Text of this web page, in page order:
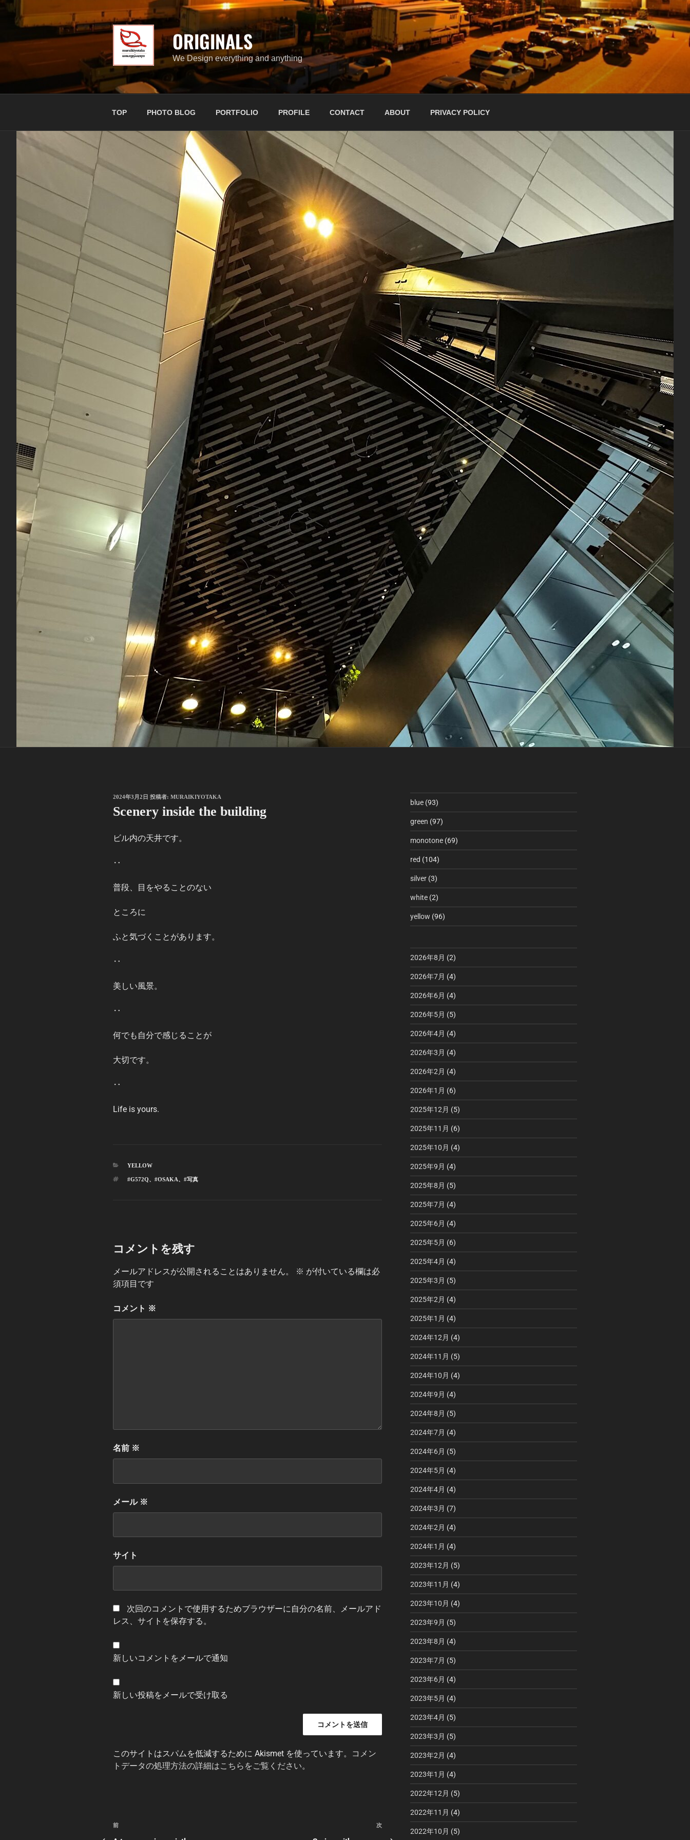
ン
キ
ORIGINALS
We Design everything and anything
TOP PHOTO BLOG PORTFOLIO PROFILE CONTACT ABOUT PRIVACY POLICY
投
日:
2024年3月2日 投稿者: MURAIKIYOTAKA
Scenery inside the building
ビル内の天井です。
‥
普段、目をやることのない
ところに
ふと気づくことがあります。
‥
美しい風景。
‥
何でも自分で感じることが
大切です。
‥
Life is yours.
カ
ゴ
YELLOW
タ
#G572Q、 #OSAKA、 #写真
コメントを残す
メールアドレスが公開されることはありません。 ※ が付いている欄は必
須項目です
コメント ※
名前 ※
メール ※
サイト
次回のコメントで使用するためブラウザーに自分の名前、メールアド
レス、サイトを保存する。
新しいコメントをメールで通知
新しい投稿をメールで受け取る
このサイトはスパムを低減するために Akismet を使っています。
コメン
トデータの処理方法の詳細はこちらをご覧ください。
投
前
前
次
次
blue(93)
green (97)
monotone(69)
red (104)
silver(3)
white(2)
yellow (96)
2026年8月 (2)
2026年7月 (4)
2026年6月 (4)
2026年5月 (5)
2026年4月 (4)
2026年3月 (4)
2026年2月 (4)
2026年1月 (6)
2025年12月 (5)
2025年11月 (6)
2025年10月 (4)
2025年9月 (4)
2025年8月 (5)
2025年7月 (4)
2025年6月 (4)
2025年5月 (6)
2025年4月 (4)
2025年3月 (5)
2025年2月 (4)
2025年1月 (4)
2024年12月 (4)
2024年11月 (5)
2024年10月 (4)
2024年9月 (4)
2024年8月 (5)
2024年7月 (4)
2024年6月 (5)
2024年5月 (4)
2024年4月 (4)
2024年3月 (7)
2024年2月 (4)
2024年1月 (4)
2023年12月 (5)
2023年11月 (4)
2023年10月 (4)
2023年9月 (5)
2023年8月 (4)
2023年7月 (5)
2023年6月 (4)
2023年5月 (4)
2023年4月 (5)
2023年3月 (5)
2023年2月 (4)
2023年1月 (4)
2022年12月 (5)
2022年11月 (4)
2022年10月 (5)